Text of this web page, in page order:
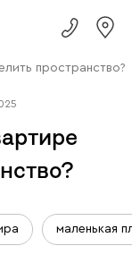
пространство?
маленькая